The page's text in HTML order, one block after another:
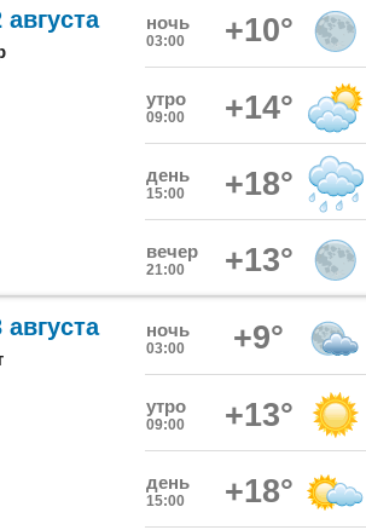
августа ночь
03:00 +10°
утро
09:00 +14°
день
15:00 +18°
вечер
21:00 +13°
августа ночь
03:00 +9°
утро
09:00 +13°
день
15:00 +18°